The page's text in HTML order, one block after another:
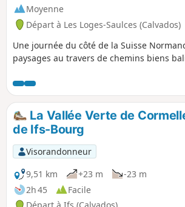
Moyenne
Départ à Les Loges-Saulces (Calvados)
Une journée du côté de la Suisse
paysages au travers de chemins biens
La Vallée Verte de
de Ifs-Bourg
Visorandonneur
9,51 km
+23 m
-23 m
2h 45
Facile